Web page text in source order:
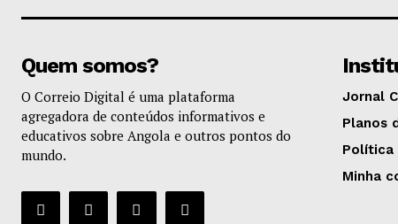
Quem somos?
O Correio Digital é uma plataforma
agregadora de conteúdos informativos e
educativos sobre Angola e outros pontos do
mundo.
Jornal
Planos
Política
Minha